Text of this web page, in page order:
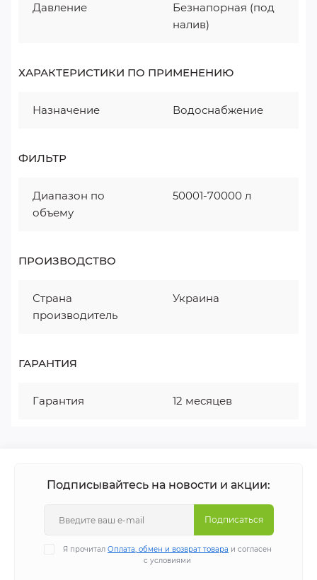
Давление
Безнапорная (под
налив)
ХАРАКТЕРИСТИКИ ПО ПРИМЕНЕНИЮ
Назначение Водоснабжение
ФИЛЬТР
Диапазон по
объему
50001-70000 л
ПРОИЗВОДСТВО
Страна
производитель
Украина
ГАРАНТИЯ
Гарантия 12 месяцев
Подписывайтесь на новости и акции:
Подписаться
Я прочитал Оплата, обмен и возврат товара и согласен
с условиями